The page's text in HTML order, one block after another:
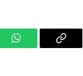
WhatsAppCopy